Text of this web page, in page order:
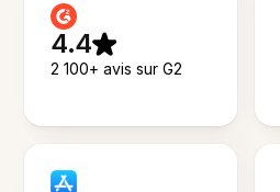
4.4
2 100+ avis sur G2